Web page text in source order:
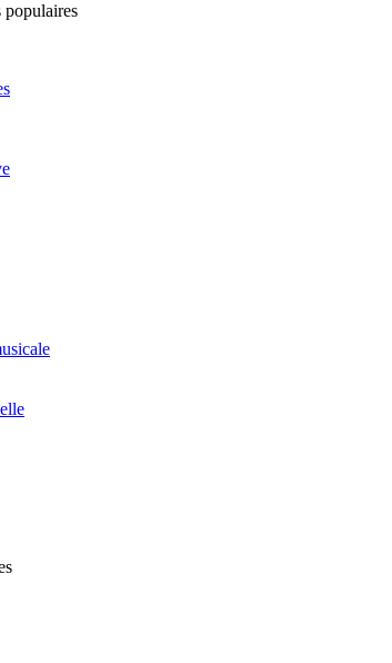
populaires